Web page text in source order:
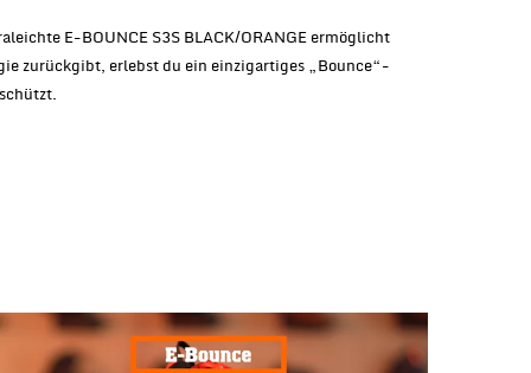
E-BOUNCE S3S BLACK/ORANGE ermöglicht
zurückgibt, erlebst du ein einzigartiges „Bounce“-